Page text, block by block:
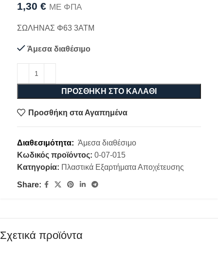
1,30 € ΜΕ ΦΠΑ
ΣΩΛΗΝΑΣ Φ63 3ΑΤΜ
Άμεσα διαθέσιμο
ΠΡΟΣΘΉΚΗ ΣΤΟ ΚΑΛΆΘΙ
Προσθήκη στα Αγαπημένα
Διαθεσιμότητα: Άμεσα διαθέσιμο
Κωδικός προϊόντος: 0-07-015
Κατηγορία: Πλαστικά Εξαρτήματα Αποχέτευσης
Share:
Σχετικά προϊόντα